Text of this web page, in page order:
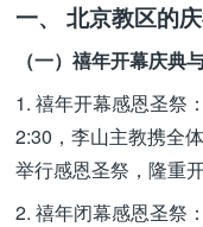
一、 北京教区的
（一）禧年开幕庆典
1. 禧年开幕感恩圣祭
2:30，李山主教携全
举行感恩圣祭，隆重开
2. 禧年闭幕感恩圣祭